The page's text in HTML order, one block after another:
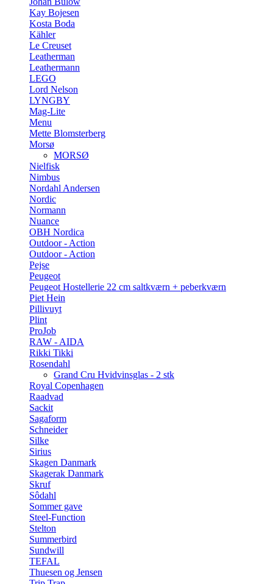
Kay Bojesen
Kosta Boda
Kähler
Le Creuset
Leatherman
Leathermann
LEGO
Lord Nelson
LYNGBY
Mag-Lite
Menu
Mette Blomsterberg
Morsø
MORSØ
Nielfisk
Nimbus
Nordahl Andersen
Nordic
Normann
Nuance
OBH Nordica
Outdoor - Action
Outdoor - Action
Pejse
Peugeot
Peugeot Hostellerie 22 cm saltkværn + peberkværn
Piet Hein
Pillivuyt
Plint
ProJob
RAW - AIDA
Rikki Tikki
Rosendahl
Grand Cru Hvidvinsglas - 2 stk
Royal Copenhagen
Raadvad
Sackit
Sagaform
Schneider
Silke
Sirius
Skagen Danmark
Skagerak Danmark
Skruf
Sôdahl
Sommer gave
Steel-Function
Stelton
Summerbird
Sundwill
TEFAL
Thuesen og Jensen